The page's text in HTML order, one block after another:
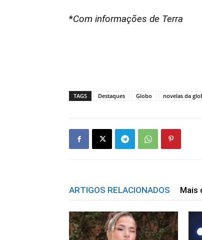
*Com informações de Terra
TAGS Destaques Globo novelas da
ARTIGOS RELACIONADOS Mais